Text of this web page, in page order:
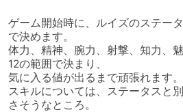
ゲーム開始時に、ルイズのステー
で決めます。
体力、精神、腕力、射撃、知力、
12の範囲で決まり、
気に入る値が出るまで頑張れます。
スキルについては、ステータスと
さそうなところ。